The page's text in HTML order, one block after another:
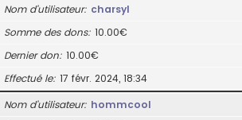
Nom d’utilisateur charsyl
Somme des dons 10.00€
Dernier don 10.00€
Effectué le 17 févr. 2024, 18:34
Nom d’utilisateur hommcool